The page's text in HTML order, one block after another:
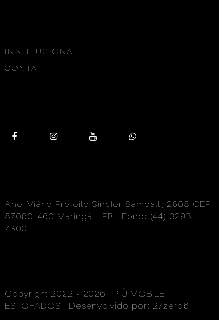
INSTITUCIONAL
CONTA
Anel Viário Prefeito Sincler Sambatti, 2608 CEP:
87060-460 Maringá - PR | Fone: (44) 3293-
7300
Copyright 2022 - 2026 | PIÙ MOBILE
ESTOFADOS | Desenvolvido por: 27zero6